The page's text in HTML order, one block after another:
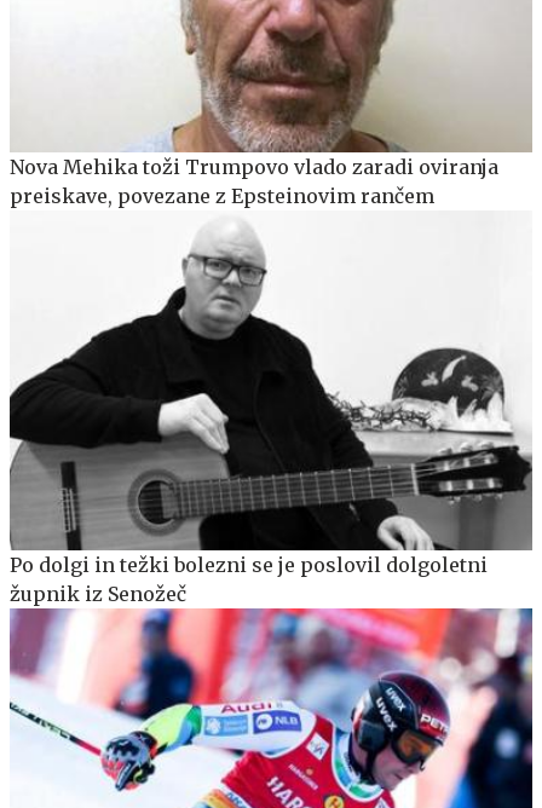
Nova Mehika toži Trumpovo vlado zaradi oviranja
preiskave, povezane z Epsteinovim rančem
Po dolgi in težki bolezni se je poslovil dolgoletni
župnik iz Senožeč